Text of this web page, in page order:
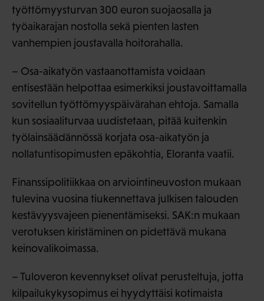
työttömyysturvan 300 euron suojaosalla ja
työaikarajan nostolla sekä pienten lasten
vanhempien joustavalla hoitorahalla.
– Osa-aikatyön vastaanottamista voidaan
entisestään helpottaa esimerkiksi joustavoittamalla
sovitellun työttömyyspäivärahan ehtoja. Samalla
kun sosiaaliturvaa uudistetaan, pitää kuitenkin
työlainsäädännössä korjata osa-aikatyön ja
nollatuntisopimusten epäkohtia, Eloranta vaatii.
Finanssipolitiikkaa on arviointineuvoston mukaan
tulevina vuosina tiukennettava julkisen talouden
kestävyysvajeen pienentämiseksi. SAK:n mukaan
verotuksen kiristäminen on pidettävä mukana
keinovalikoimassa.
– Tuloveron kevennykset olivat perusteltuja, jotta
kilpailukykysopimus ei hyydyttäisi kotimaista